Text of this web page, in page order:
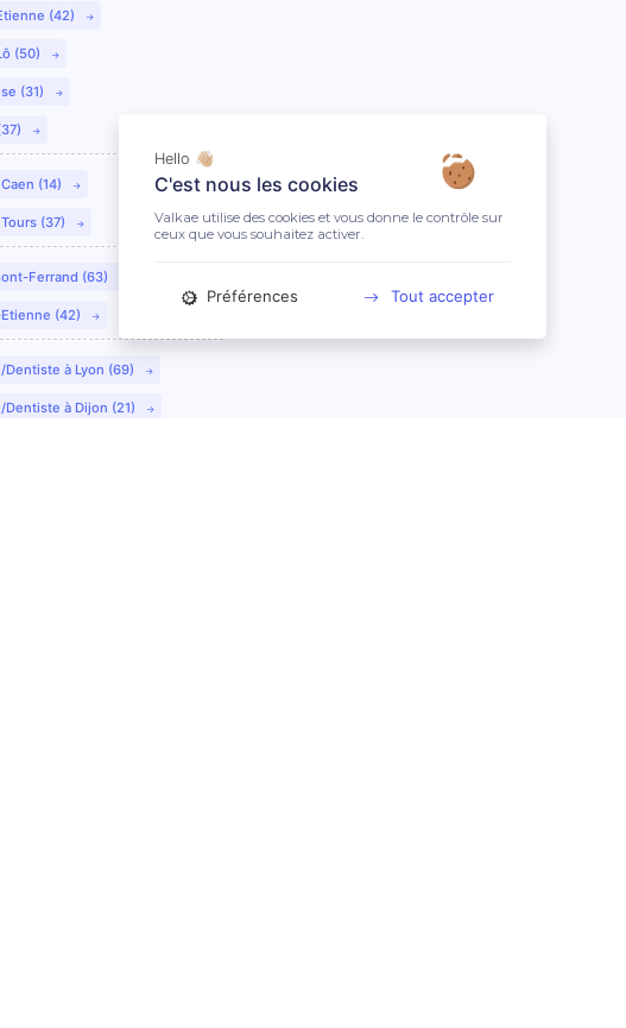
(42)
(50)
(31)
(14)
(37)
Ferrand (63)
(42)
à Lyon (69)
à Dijon (21)
Hello 👋🏼
C'est nous les cookies
Valkae utilise des cookies et vous donne le contrôle sur
ceux que vous souhaitez activer.
Préférences Tout accepter